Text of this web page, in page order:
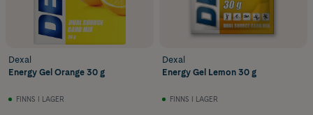
Dexal
Energy Gel Orange 30 g
FINNS I LAGER
Dexal
Energy Gel Lemon 30 g
FINNS I LAGER